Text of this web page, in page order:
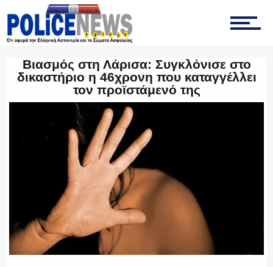
ΥΑΤ/ΥΜΕΤ
Βιασμός στη Λάρισα: Συγκλόνισε στο
δικαστήριο η 46χρονη που καταγγέλλει
τον προϊστάμενό της